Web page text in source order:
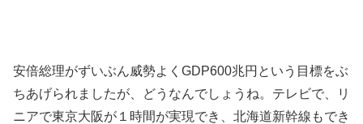
安倍総理がずいぶん威勢よくGDP600兆円という目標をぶ
ちあげられましたが、どうなんでしょうね。テレビで、リ
ニアで東京大阪が１時間が実現でき、北海道新幹線もでき